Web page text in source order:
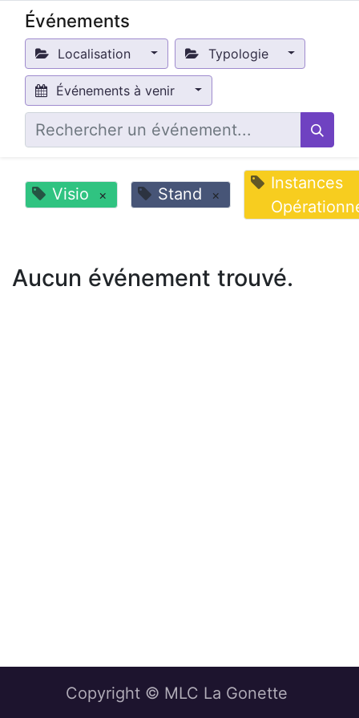
Événements
Localisation Typologie
Événements à venir
Visio × Stand ×
Instances
Aucun événement trouvé.
Copyright © MLC La Gonette